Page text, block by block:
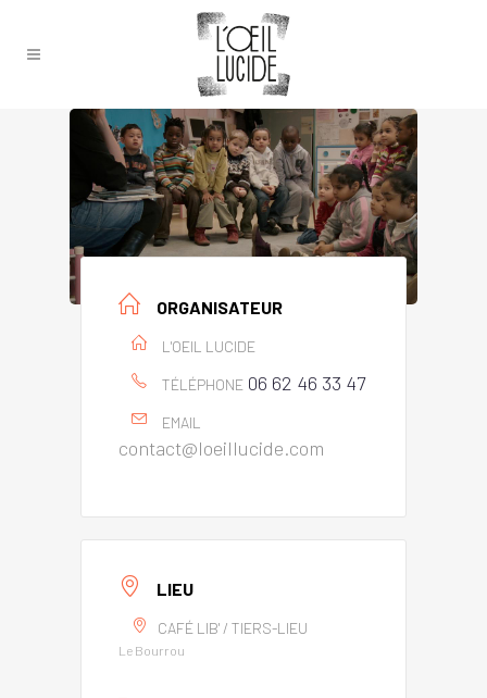
ORGANISATEUR
L'OEIL LUCIDE
TÉLÉPHONE 06 62 46 33 47
EMAIL
contact@loeillucide.com
LIEU
CAFÉ LIB' / TIERS-LIEU
Le Bourrou